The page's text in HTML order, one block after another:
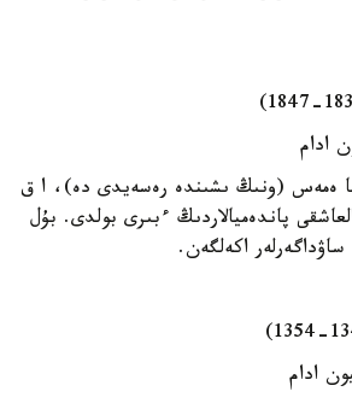
ەمەس (ونىڭ ىشىندە رەسەيدى دە)، ا ق
پاندەميالاردىڭ ءبىرى بولدى. بۇل
اكەلگەن.